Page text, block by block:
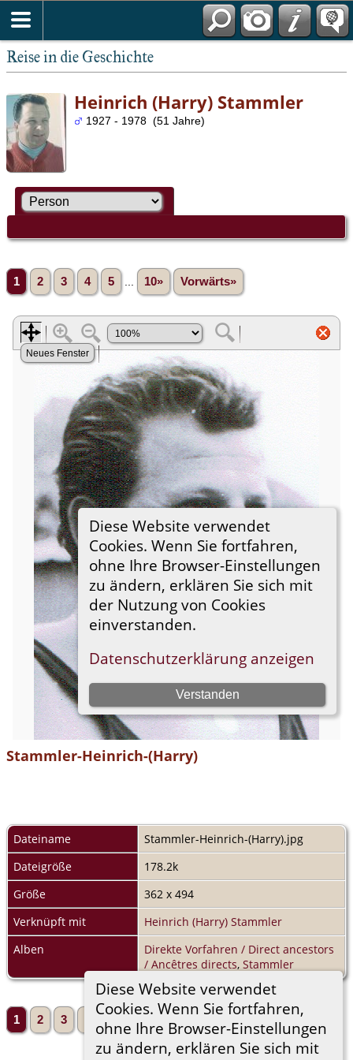
Reise in die Geschichte
Diese Website verwendet
Cookies. Wenn Sie fortfahren,
ohne Ihre Browser-Einstellungen
zu ändern, erklären Sie sich mit
Heinrich (Harry) Stammler
1927 - 1978 (51 Jahre)
1 2 3 4 5 10» Vorwärts»
Stammler-Heinrich-(Harry)
Dateiname
Stammler-Heinrich-(Harry).jpg
Dateigröße
178.2k
Größe
362 x 494
Verknüpft mit
Heinrich (Harry) Stammler
Alben
Direkte Vorfahren / Direct ancestors
/ Ancêtres directs, Stammler
1 2 3